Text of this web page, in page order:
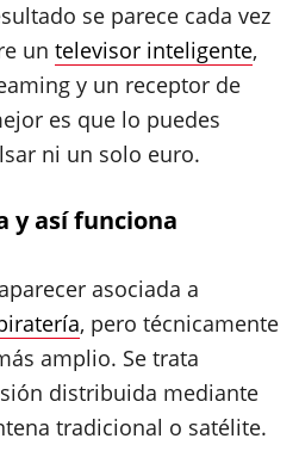
se parece cada vez
un televisor inteligente,
y un receptor de
es que lo puedes
ni un solo euro.
y así funciona
asociada a
, pero técnicamente
amplio. Se trata
distribuida mediante
tradicional o satélite.